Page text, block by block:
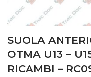
SUOLA
OTMA U13 –
RICAMBI –